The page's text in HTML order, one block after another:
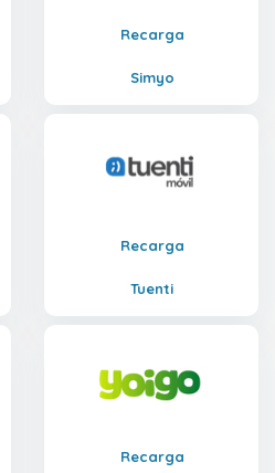
Recarga
Simyo
Recarga
Tuenti
Recarga